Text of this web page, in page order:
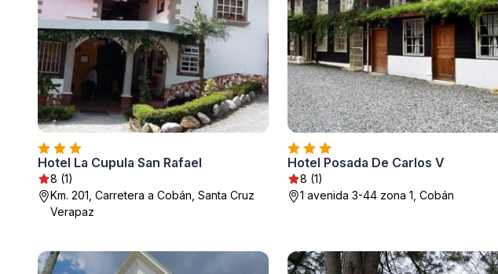
Hotel La Cupula San Rafael
8 (1)
Km. 201, Carretera a Cobán, Santa Cruz
Verapaz
Hotel Posada De Carlos V
8 (1)
1 avenida 3-44 zona 1, Cobán